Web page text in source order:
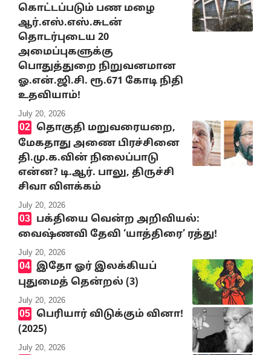
கொட்டப்படும் பண மழை
ஆர்.எஸ்.எஸ்.சுடன்
தொடர்புடைய 20
அமைப்புகளுக்கு
பொதுத்துறை நிறுவனமான
ஓ.என்.ஜி.சி. ரூ.671 கோடி நிதி
உதவியாம்!
July 20, 2026
தொகுதி மறுவரையறை,
மேகதாது அணை பிரச்சினை
தி.மு.க.வின் நிலைப்பாடு
என்ன? டி.ஆர். பாலு, திருச்சி
சிவா விளக்கம்
July 20, 2026
பக்தியை வென்ற அறிவியல்:
வைஷ்ணவி தேவி ‘யாத்திரை’ ரத்து!
July 20, 2026
இதோ ஓர் இலக்கியப்
புதுமைத் தென்றல் (3)
July 20, 2026
பெரியார் விடுக்கும் வினா!
(2025)
July 20, 2026